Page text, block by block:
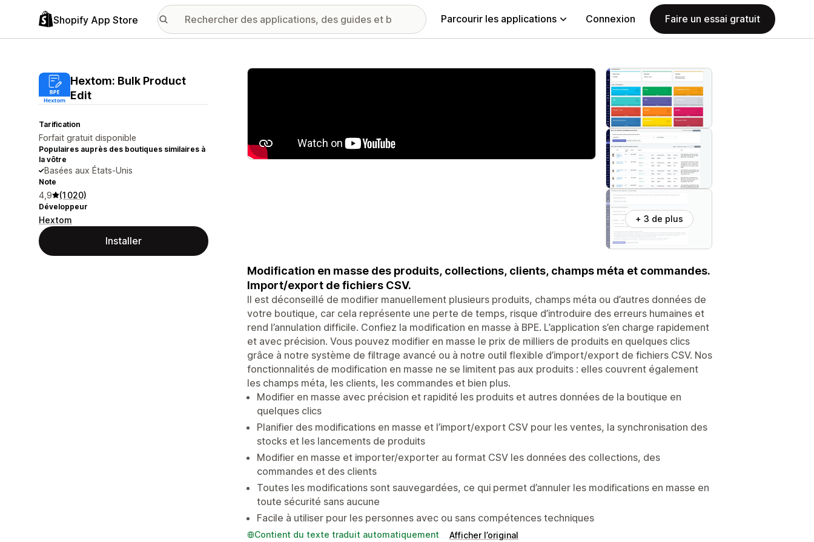
Shopify App Store Parcourir les applications Connexion Faire un essai gratuit
Hextom: Bulk Product
Edit
Tarification
Forfait gratuit disponible
Populaires auprès des boutiques similaires à
la vôtre
Basées aux États-Unis
Note
4,9 (1 020)
Développeur
Hextom
Installer
Galerie d’images vedette
+ 3 de plus
Modification en masse des produits, collections, clients, champs méta et commandes.
Import/export de fichiers CSV.
Il est déconseillé de modifier manuellement plusieurs produits, champs méta ou d’autres données de
votre boutique, car cela représente une perte de temps, risque d’introduire des erreurs humaines et
rend l’annulation difficile. Confiez la modification en masse à BPE. L’application s’en charge rapidement
et avec précision. Vous pouvez modifier en masse le prix de milliers de produits en quelques clics
grâce à notre système de filtrage avancé ou à notre outil flexible d’import/export de fichiers CSV. Nos
fonctionnalités de modification en masse ne se limitent pas aux produits : elles couvrent également
les champs méta, les clients, les commandes et bien plus.
Modifier en masse avec précision et rapidité les produits et autres données de la boutique en
quelques clics
Planifier des modifications en masse et l’import/export CSV pour les ventes, la synchronisation des
stocks et les lancements de produits
Modifier en masse et importer/exporter au format CSV les données des collections, des
commandes et des clients
Toutes les modifications sont sauvegardées, ce qui permet d’annuler les modifications en masse en
toute sécurité sans aucune
Facile à utiliser pour les personnes avec ou sans compétences techniques
Contient du texte traduit automatiquement Afficher l’original